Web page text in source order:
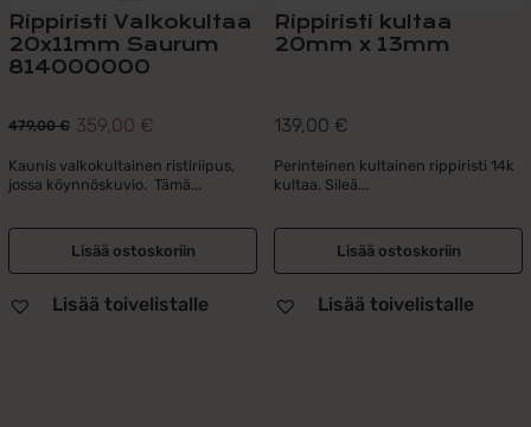
Rippiristi Valkokultaa
20x11mm Saurum
814000000
479,00€
Alkuperäinen
hinta
oli:
479,00 €.
359,00 €
Nykyinen
hinta
on:
359,00 €.
Kaunis valkokultainen ristiriipus,
jossa köynnöskuvio. Tämä...
Lisää ostoskoriin
Lisää toivelistalle
Rippiristi kultaa
20mm x 13mm
139,00 €
Perinteinen kultainen rippiristi 14k
kultaa. Sileä...
Lisää ostoskoriin
Lisää toivelistalle